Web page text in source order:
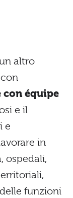
altro
équipe
e il
e
in
ospedali,
funzioni